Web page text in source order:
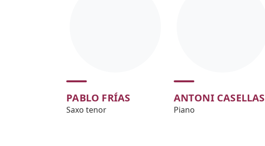
PABLO FRÍAS
Saxo tenor
ANTONI CASELLAS
Piano